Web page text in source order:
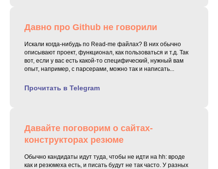
Давно про Github не говорили
Искали когда-нибудь по Read-me файлах? В них обычно
описывают проект, функционал, как пользоваться и т.д. Так
вот, если у вас есть какой-то специфический, нужный вам
опыт, например, с парсерами, можно так и написать...
Прочитать в Telegram
Давайте поговорим о сайтах-
конструкторах резюме
Обычно кандидаты идут туда, чтобы не идти на hh: вроде
как и резюмеха есть, и писать будут не так часто. У разных